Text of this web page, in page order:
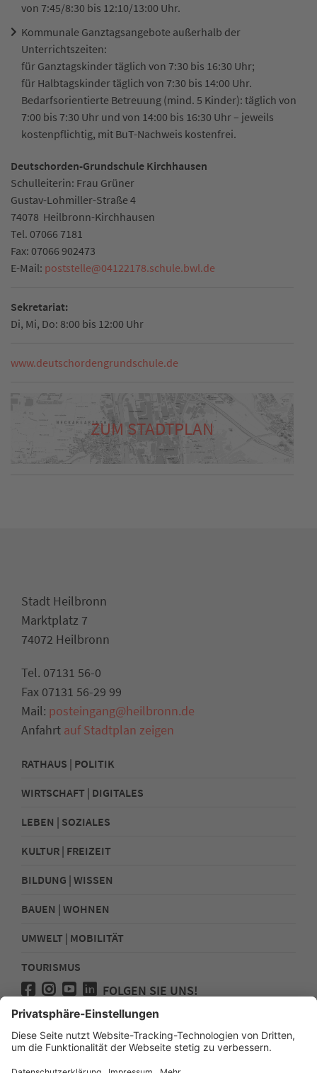
von 7:45/8:30 bis 12:10/13:00 Uhr.
Kommunale Ganztagsangebote außerhalb der
Unterrichtszeiten:
für Ganztagskinder täglich von 7:30 bis 16:30 Uhr;
für Halbtagskinder täglich von 7:30 bis 14:00 Uhr.
Bedarfsorientierte Betreuung (mind. 5 Kinder): täglich von
7:00 bis 7:30 Uhr und von 14:00 bis 16:30 Uhr – jeweils
kostenpflichtig, mit BuT-Nachweis kostenfrei.
Deutschorden-Grundschule Kirchhausen
Schulleiterin: Frau Grüner
Gustav-Lohmiller-Straße 4
74078 Heilbronn-Kirchhausen
Tel. 07066 7181
Fax: 07066 902473
E-Mail: poststelle@04122178.schule.bwl.de
Sekretariat:
Di, Mi, Do: 8:00 bis 12:00 Uhr
www.deutschordengrundschule.de
ZUM STADTPLAN
Stadt Heilbronn
Marktplatz 7
74072 Heilbronn
Tel. 07131 56-0
Fax 07131 56-29 99
Mail: posteingang@heilbronn.de
Anfahrt auf Stadtplan zeigen
RATHAUS | POLITIK
WIRTSCHAFT | DIGITALES
LEBEN | SOZIALES
KULTUR | FREIZEIT
BILDUNG | WISSEN
BAUEN | WOHNEN
UMWELT | MOBILITÄT
TOURISMUS
FOLGEN SIE UNS!
Presse
Kontakt
Impressum